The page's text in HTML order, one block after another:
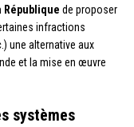
République de proposer
infractions
une alternative aux
et la mise en œuvre
systèmes